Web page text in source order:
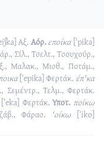
Αξ. Αόρ. εποίκα [ˈpika]
Σίλ., Τσελτ., Τσουχούρ.,
Μαλακ., Μισθ., Ποτάμ.,
[ˈepika] Φερτάκ. έπ'κα
Σεμέντρ., Τελμ., Φερτάκ.
[ˈeka] Φερτάκ. Υποτ. ποίκω
Φάρασ. 'οίκω
[ˈiko]